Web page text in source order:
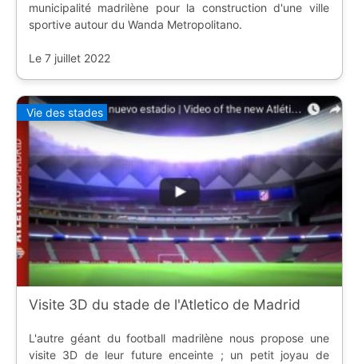
municipalité madrilène pour la construction d'une ville
sportive autour du Wanda Metropolitano.
Le 7 juillet 2022
Vie des stades
Visite 3D du stade de l'Atletico de Madrid
L'autre géant du football madrilène nous propose une
visite 3D de leur future enceinte ; un petit joyau de